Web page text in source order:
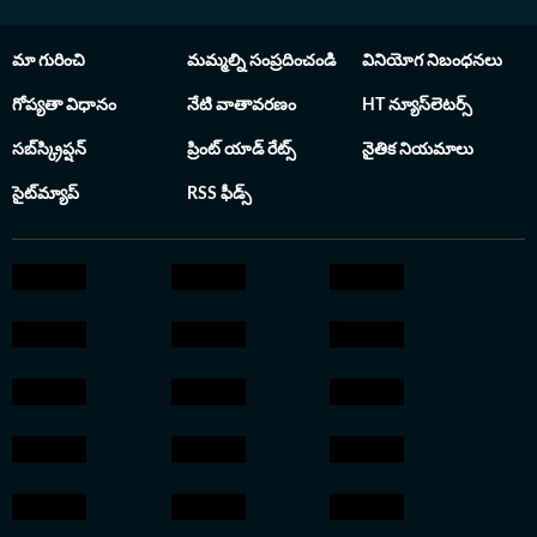
మా గురించి మమ్మల్ని సంప్రదించండి వినియోగ నిబంధనలు
గోప్యతా విధానం నేటి వాతావరణం HT న్యూస్‌లెటర్స్
సబ్‌స్క్రిప్షన్ ప్రింట్ యాడ్ రేట్స్ నైతిక నియమాలు
సైట్‌మ్యాప్ RSS ఫీడ్స్